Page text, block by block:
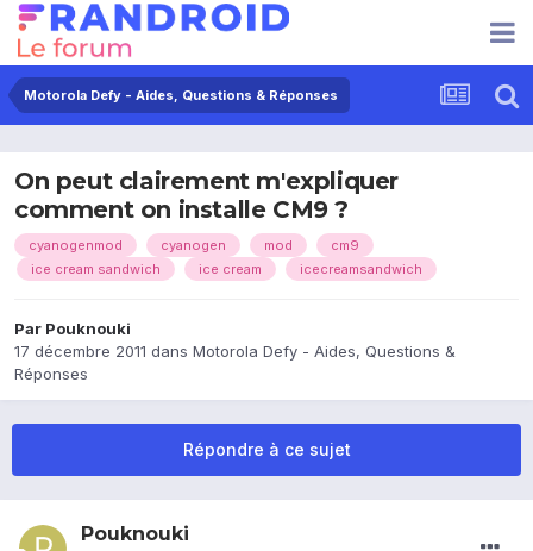
Motorola Defy - Aides, Questions & Réponses
On peut clairement m'expliquer
comment on installe CM9 ?
cyanogenmod cyanogen mod
cm9
ice cream sandwich
ice cream icecreamsandwich
Par Pouknouki
17 décembre 2011 dans Motorola Defy - Aides, Questions &
Réponses
Répondre à ce sujet
Pouknouki